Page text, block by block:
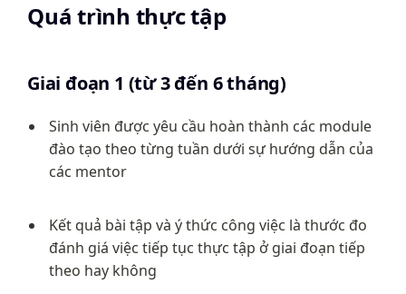
Quá trình thực tập
Giai đoạn 1 (từ 3 đến 6 tháng)
Sinh viên được yêu cầu hoàn thành các module
đào tạo theo từng tuần dưới sự hướng dẫn của
các mentor
Kết quả bài tập và ý thức công việc là thước đo
đánh giá việc tiếp tục thực tập ở giai đoạn tiếp
theo hay không